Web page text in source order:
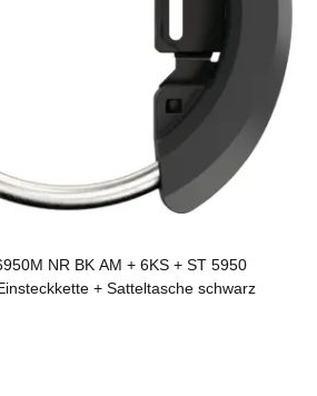
NR BK AM + 6KS + ST 5950
+ Satteltasche schwarz